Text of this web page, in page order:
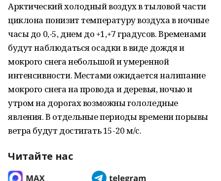
Арктический холодный воздух в тыловой части
циклона понизит температуру воздуха в ночные
часы до 0,-5, днем до +1,+7 градусов. Временами
будут наблюдаться осадки в виде дождя и
мокрого снега небольшой и умеренной
интенсивности. Местами ожидается налипание
мокрого снега на провода и деревья, ночью и
утром на дорогах возможны гололедные
явления. В отдельные периоды времени порывы
ветра будут достигать 15-20 м/с.
Читайте нас